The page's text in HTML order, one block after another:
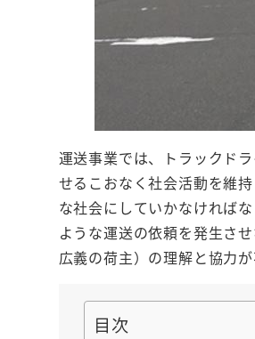
運送事業では、トラックド
せるこおなく社会活動を維
な社会にしていかなければ
ような運送の依頼を発生さ
広義の荷主）の理解と協力が
目次